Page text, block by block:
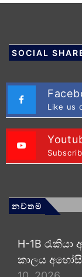
SOCIAL
Like us
නවතම
H-1B
කාලය